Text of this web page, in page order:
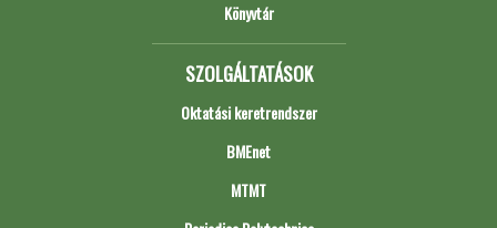
Könyvtár
SZOLGÁLTATÁSOK
Oktatási keretrendszer
BMEnet
MTMT